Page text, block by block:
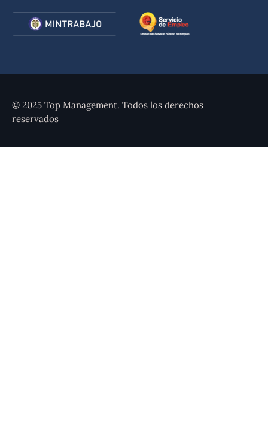
© 2025 Top Management. Todos los derechos
reservados